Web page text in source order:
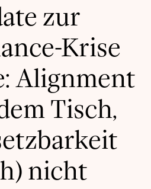
zur
Krise
Alignment
Tisch,
nicht